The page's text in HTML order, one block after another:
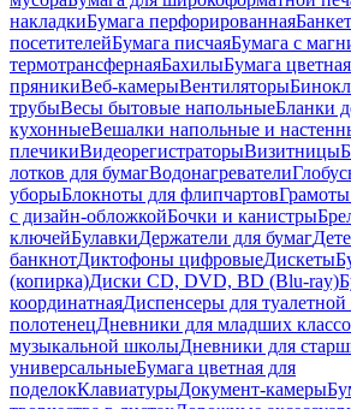
накладкиБумага перфорированная
посетителейБумага писчаяБумага с
термотрансфернаяБахилыБумага цветная
пряникиВеб-камерыВентиляторы
трубыВесы бытовые напольныеБланки
кухонныеВешалки напольные и
плечикиВидеорегистраторыВизитницы
лотков для бумагВодонагреватели
уборыБлокноты для флипчартов
с дизайн-обложкойБочки и канистры
ключейБулавкиДержатели для бумаг
банкнотДиктофоны цифровыеДискеты
(копирка)Диски CD, DVD, BD (Blu-ray)
координатнаяДиспенсеры для туалетной
полотенецДневники для младших
музыкальной школыДневники для
универсальныеБумага цветная для
поделокКлавиатурыДокумент-камеры